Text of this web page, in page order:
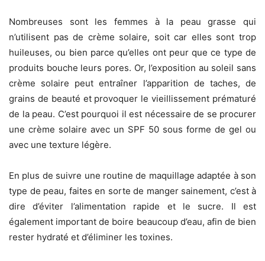
Nombreuses sont les femmes à la peau grasse qui
n’utilisent pas de crème solaire, soit car elles sont trop
huileuses, ou bien parce qu’elles ont peur que ce type de
produits bouche leurs pores. Or, l’exposition au soleil sans
crème solaire peut entraîner l’apparition de taches, de
grains de beauté et provoquer le vieillissement prématuré
de la peau. C’est pourquoi il est nécessaire de se procurer
une crème solaire avec un SPF 50 sous forme de gel ou
avec une texture légère.
En plus de suivre une routine de maquillage adaptée à son
type de peau, faites en sorte de manger sainement, c’est à
dire d’éviter l’alimentation rapide et le sucre. Il est
également important de boire beaucoup d’eau, afin de bien
rester hydraté et d’éliminer les toxines.